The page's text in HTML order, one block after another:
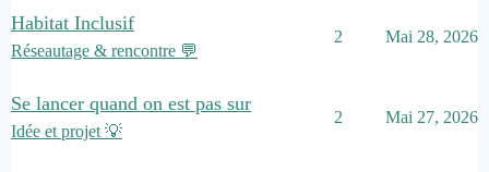
Habitat Inclusif
Réseautage & rencontre 💬
2 Mai 28, 2026
Se lancer quand on est pas sur
Idée et projet 💡
2 Mai 27, 2026